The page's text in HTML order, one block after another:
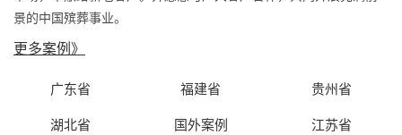
景的中国殡葬事业。
更多案例》
广东省 福建省 贵州省
湖北省 国外案例 江苏省